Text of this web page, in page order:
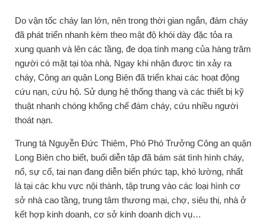
Do vận tốc cháy lan lớn, nên trong thời gian ngắn, đám cháy
đã phát triển nhanh kèm theo mật độ khói dày đặc tỏa ra
xung quanh và lên các tầng, đe dọa tính mạng của hàng trăm
người có mặt tại tòa nhà. Ngay khi nhận được tin xảy ra
cháy, Công an quận Long Biên đã triển khai các hoạt động
cứu nạn, cứu hộ. Sử dụng hệ thống thang và các thiết bị kỹ
thuật nhanh chóng khống chế đám cháy, cứu nhiều người
thoát nạn.
Trung tá Nguyễn Đức Thiêm, Phó Phó Trưởng Công an quận
Long Biên cho biết, buổi diễn tập đã bám sát tình hình cháy,
nổ, sự cố, tai nạn đang diễn biến phức tạp, khó lường, nhất
là tại các khu vực nội thành, tập trung vào các loại hình cơ
sở nhà cao tầng, trung tâm thương mại, chợ, siêu thị, nhà ở
kết hợp kinh doanh, cơ sở kinh doanh dịch vụ…